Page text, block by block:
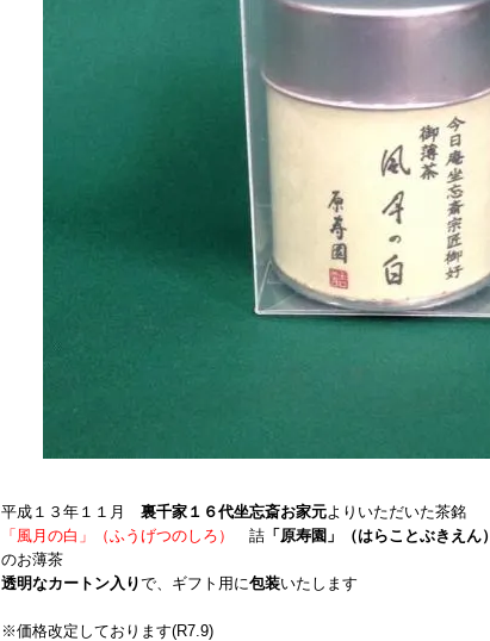
平成１３年１１月 裏千家１６代坐忘斎お家元よりいただいた茶銘
「風月の白」（ふうげつのしろ）
詰 「原寿園」（はらことぶきえん）
のお薄茶
透明なカートン入りで、ギフト用に包装いたします
※価格改定しております(R7.9)